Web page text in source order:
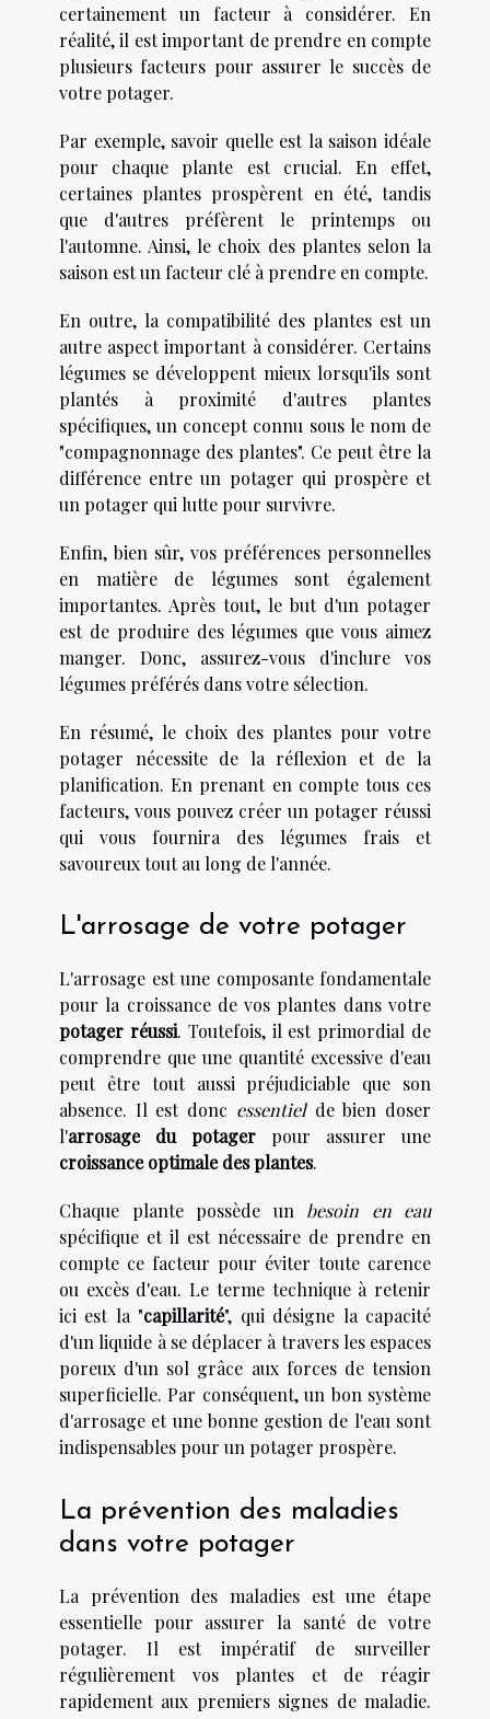
certainement un facteur à considérer. En
réalité, il est important de prendre en compte
plusieurs facteurs pour assurer le succès de
votre potager.
Par exemple, savoir quelle est la saison idéale
pour chaque plante est crucial. En effet,
certaines plantes prospèrent en été, tandis
que d'autres préfèrent le printemps ou
l'automne. Ainsi, le choix des plantes selon la
saison est un facteur clé à prendre en compte.
En outre, la compatibilité des plantes est un
autre aspect important à considérer. Certains
légumes se développent mieux lorsqu'ils sont
plantés à proximité d'autres plantes
spécifiques, un concept connu sous le nom de
"compagnonnage des plantes". Ce peut être la
différence entre un potager qui prospère et
un potager qui lutte pour survivre.
Enfin, bien sûr, vos préférences personnelles
en matière de légumes sont également
importantes. Après tout, le but d'un potager
est de produire des légumes que vous aimez
manger. Donc, assurez-vous d'inclure vos
légumes préférés dans votre sélection.
En résumé, le choix des plantes pour votre
potager nécessite de la réflexion et de la
planification. En prenant en compte tous ces
facteurs, vous pouvez créer un potager réussi
qui vous fournira des légumes frais et
savoureux tout au long de l'année.
L'arrosage de votre potager
L'arrosage est une composante fondamentale
pour la croissance de vos plantes dans votre
potager réussi. Toutefois, il est primordial de
comprendre que une quantité excessive d'eau
peut être tout aussi préjudiciable que son
absence. Il est donc essentielde bien doser
l'arrosage du potager pour assurer une
croissance optimale des plantes.
Chaque plante possède un besoin en eau
spécifique et il est nécessaire de prendre en
compte ce facteur pour éviter toute carence
ou excès d'eau. Le terme technique à retenir
ici est la "capillarité", qui désigne la capacité
d'un liquide à se déplacer à travers les espaces
poreux d'un sol grâce aux forces de tension
superficielle. Par conséquent, un bon système
d'arrosage et une bonne gestion de l'eau sont
indispensables pour un potager prospère.
La prévention des maladies
dans votre potager
La prévention des maladies est une étape
essentielle pour assurer la santé de votre
potager. Il est impératif de surveiller
régulièrement vos plantes et de réagir
rapidement aux premiers signes de maladie.